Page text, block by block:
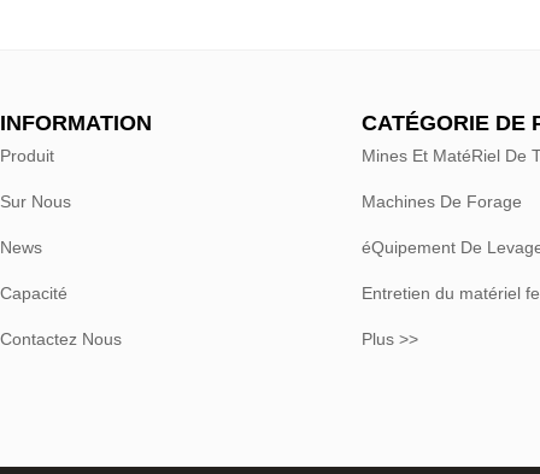
INFORMATION
Produit
Sur Nous
News
Capacité
Contactez Nous
CATÉGORIE DE
Mines Et MatéRiel De
Machines De Forage
éQuipement De
Entretien du matériel
Plus >>